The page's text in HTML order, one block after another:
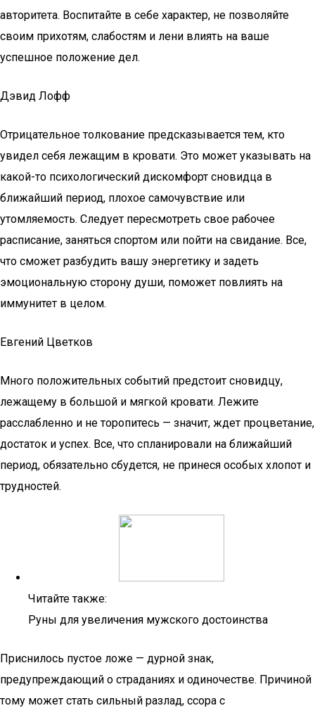
авторитета. Воспитайте в себе характер, не позволяйте
своим прихотям, слабостям и лени влиять на ваше
успешное положение дел.
Дэвид Лофф
Отрицательное толкование предсказывается тем, кто
увидел себя лежащим в кровати. Это может указывать на
какой-то психологический дискомфорт сновидца в
ближайший период, плохое самочувствие или
утомляемость. Следует пересмотреть свое рабочее
расписание, заняться спортом или пойти на свидание. Все,
что сможет разбудить вашу энергетику и задеть
эмоциональную сторону души, поможет повлиять на
иммунитет в целом.
Евгений Цветков
Много положительных событий предстоит сновидцу,
лежащему в большой и мягкой кровати. Лежите
расслабленно и не торопитесь — значит, ждет процветание,
достаток и успех. Все, что спланировали на ближайший
период, обязательно сбудется, не принеся особых хлопот и
трудностей.
Читайте также:
Руны для увеличения мужского достоинства
Приснилось пустое ложе — дурной знак,
предупреждающий о страданиях и одиночестве. Причиной
тому может стать сильный разлад, ссора с